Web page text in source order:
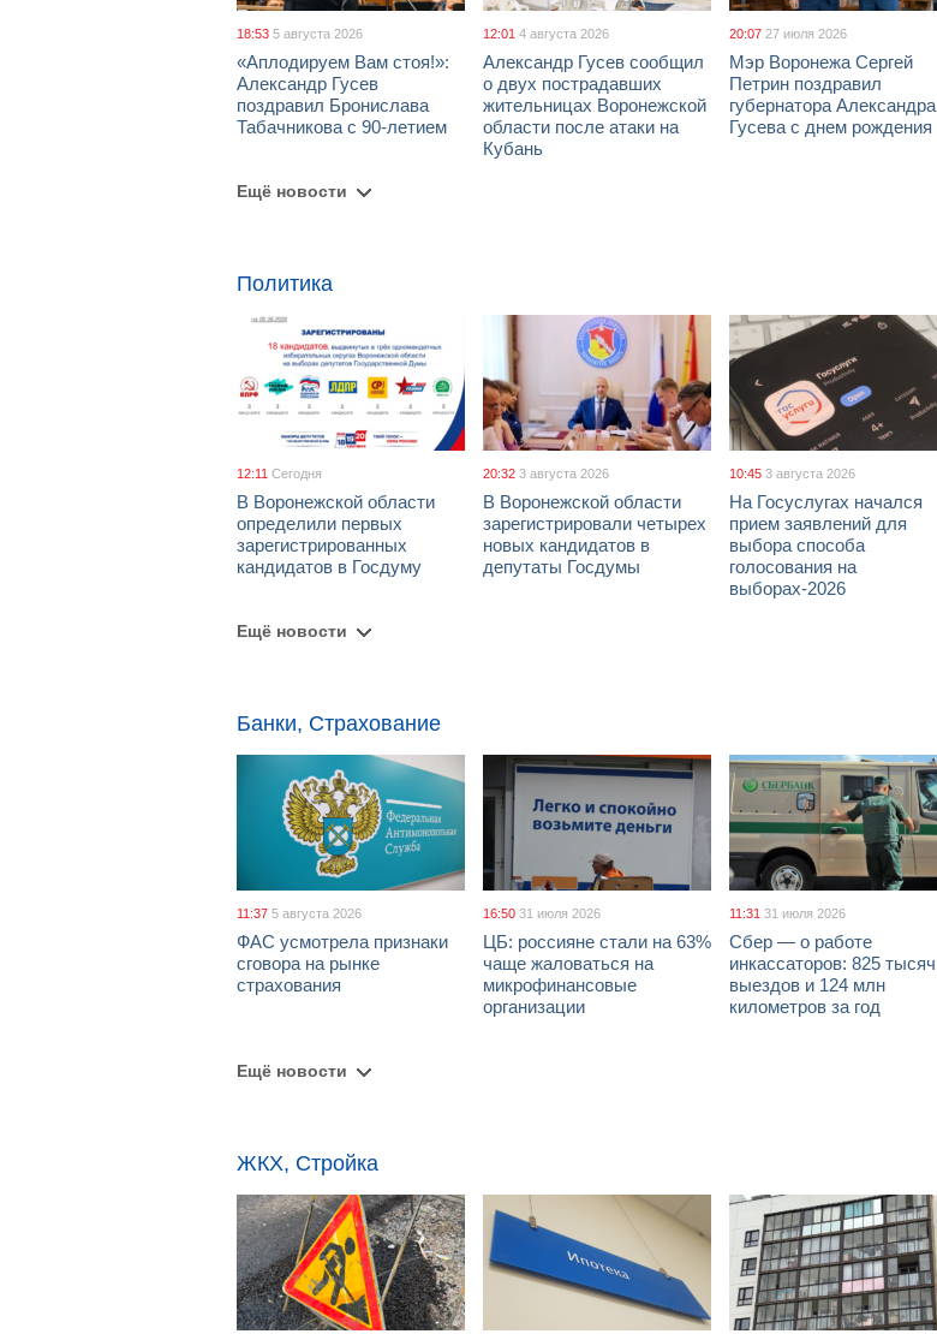
18:53 5 августа 2026
«Аплодируем Вам стоя!»:
Александр Гусев
поздравил Бронислава
Табачникова с 90-летием
12:01 4 августа 2026
Александр Гусев сообщил
о двух пострадавших
жительницах Воронежской
области после атаки на
Кубань
20:07 27 июля 2026
Мэр Воронежа Сергей
Петрин поздравил
губернатора Александра
Гусева с днем рождения
Ещё новости
Политика
12:11 Сегодня
В Воронежской области
определили первых
зарегистрированных
кандидатов в Госдуму
20:32 3 августа 2026
В Воронежской области
зарегистрировали четырех
новых кандидатов в
депутаты Госдумы
10:45 3 августа 2026
На Госуслугах начался
прием заявлений для
выбора способа
голосования на
выборах-2026
Ещё новости
Банки, Страхование
11:37 5 августа 2026
ФАС усмотрела признаки
сговора на рынке
страхования
16:50 31 июля 2026
ЦБ: россияне стали на 63%
чаще жаловаться на
микрофинансовые
организации
11:31 31 июля 2026
Сбер — о работе
инкассаторов: 825 тысяч
выездов и 124 млн
километров за год
Ещё новости
ЖКХ, Стройка